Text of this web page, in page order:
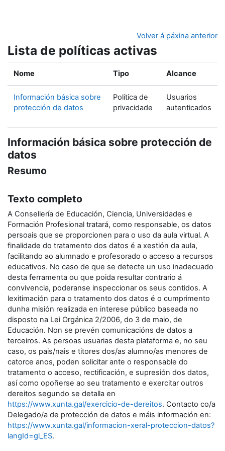
Volver á páxina anterior
Lista de políticas activas
Nome Tipo Alcance
Información básica sobre
protección de datos
Política de
privacidade
Usuarios
autenticados
Información básica sobre protección de
datos
Resumo
Texto completo
A Consellería de Educación, Ciencia, Universidades e
Formación Profesional tratará, como responsable, os datos
persoais que se proporcionen para o uso da aula virtual. A
finalidade do tratamento dos datos é a xestión da aula,
facilitando ao alumnado e profesorado o acceso a recursos
educativos. No caso de que se detecte un uso inadecuado
desta ferramenta ou que poida resultar contrario á
convivencia, poderanse inspeccionar os seus contidos. A
lexitimación para o tratamento dos datos é o cumprimento
dunha misión realizada en interese público baseada no
disposto na Lei Orgánica 2/2006, do 3 de maio, de
Educación. Non se prevén comunicacións de datos a
terceiros. As persoas usuarias desta plataforma e, no seu
caso, os pais/nais e titores dos/as alumno/as menores de
catorce anos, poden solicitar ante o responsable do
tratamento o acceso, rectificación, e supresión dos datos,
así como opoñerse ao seu tratamento e exercitar outros
dereitos segundo se detalla en
https://www.xunta.gal/exercicio-de-dereitos. Contacto co/a
Delegado/a de protección de datos e máis información en:
https://www.xunta.gal/informacion-xeral-proteccion-datos?
langId=gl_ES.